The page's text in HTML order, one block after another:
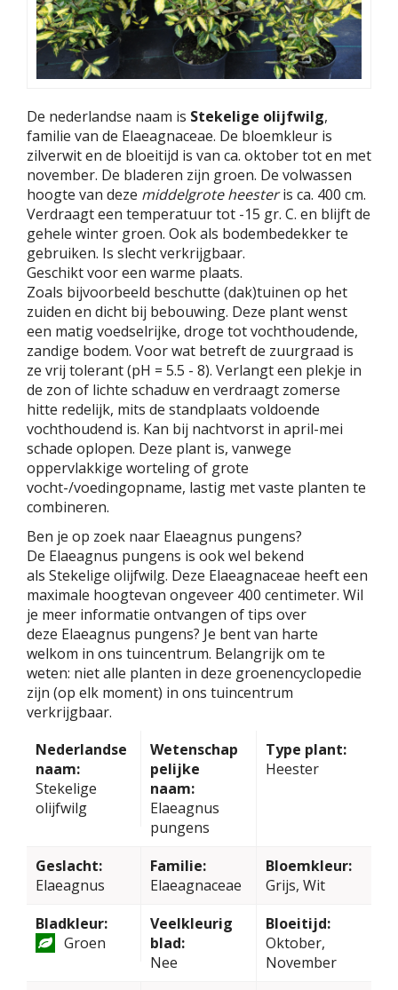
De nederlandse naam is Stekelige olijfwilg,
familie van de Elaeagnaceae. De bloemkleur is
zilverwit en de bloeitijd is van ca. oktober tot en met
november. De bladeren zijn groen. De volwassen
hoogte van deze middelgrote heesteris ca. 400 cm.
Verdraagt een temperatuur tot -15 gr. C. en blijft de
gehele winter groen. Ook als bodembedekker te
gebruiken. Is slecht verkrijgbaar.
Geschikt voor een warme plaats.
Zoals bijvoorbeeld beschutte (dak)tuinen op het
zuiden en dicht bij bebouwing. Deze plant wenst
een matig voedselrijke, droge tot vochthoudende,
zandige bodem. Voor wat betreft de zuurgraad is
ze vrij tolerant (pH = 5.5 - 8). Verlangt een plekje in
de zon of lichte schaduw en verdraagt zomerse
hitte redelijk, mits de standplaats voldoende
vochthoudend is. Kan bij nachtvorst in april-mei
schade oplopen. Deze plant is, vanwege
oppervlakkige worteling of grote
vocht-/voedingopname, lastig met vaste planten te
combineren.
Ben je op zoek naar Elaeagnus pungens?
De Elaeagnus pungens is ook wel bekend
als Stekelige olijfwilg. Deze Elaeagnaceae heeft een
maximale hoogtevan ongeveer 400 centimeter. Wil
je meer informatie ontvangen of tips over
deze Elaeagnus pungens? Je bent van harte
welkom in ons tuincentrum. Belangrijk om te
weten: niet alle planten in deze groenencyclopedie
zijn (op elk moment) in ons tuincentrum
verkrijgbaar.
Nederlandse
naam:
Stekelige
olijfwilg
Wetenschap
pelijke
naam:
Elaeagnus
pungens
Type plant:
Heester
Geslacht:
Elaeagnus
Familie:
Elaeagnaceae
Bloemkleur:
Grijs, Wit
Bladkleur:
Groen
Veelkleurig
blad:
Nee
Bloeitijd:
Oktober,
November